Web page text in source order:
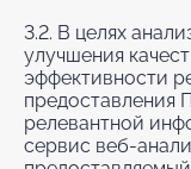
3.2. В целях
улучшения
эффективности
предоставления
релевантной
сервис веб-